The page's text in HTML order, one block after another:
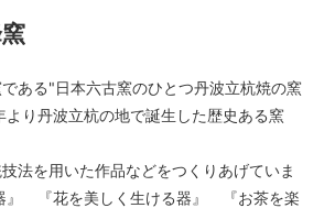
窯
ある"日本六古窯のひとつ丹波立杭焼の窯
より丹波立杭の地で誕生した歴史ある窯
技法を用いた作品などをつくりあげていま
』 『花を美しく生ける器』 『お茶を楽